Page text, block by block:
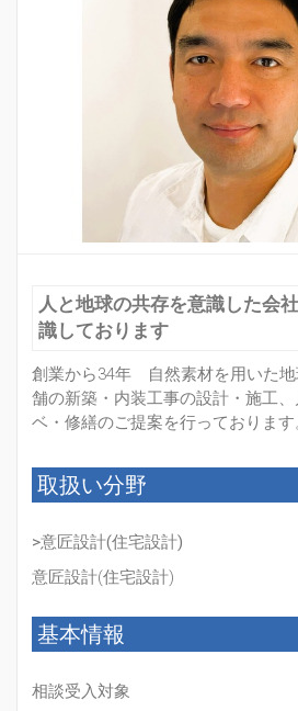
人と地球の共存を意識した会
識しております
創業から34年 自然素材を用いた
舗の新築・内装工事の設計・施工
ベ・修繕のご提案を行っております
取扱い分野
>意匠設計(住宅設計)
意匠設計(住宅設計)
基本情報
相談受入対象